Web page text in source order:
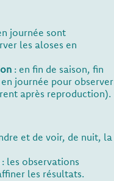
journée sont
les aloses en
: en fin de saison, fin
journée pour observer
après reproduction).
et de voir, de nuit, la
: les observations
les résultats.